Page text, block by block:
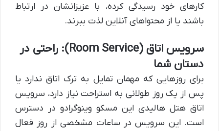
کارهای خود رسیدگی کرده، با عزیزانشان در ارتباط
باشند یا از محتواهای آنلاین لذت ببرند.
سرویس اتاق (Room Service): راحتی در
دستان شما
برای روزهایی که مهمان تمایل به ترک اتاق ندارد یا
پس از یک روز طولانی به استراحت نیاز دارد، سرویس
اتاق هتل هالیدی این مسکو وینوگرادو در دسترس
است. این سرویس در ساعات مشخصی از روز فعال